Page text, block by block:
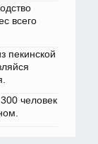
всего
пекинской
человек